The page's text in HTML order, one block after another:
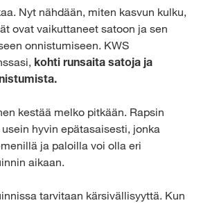
Nyt nähdään, miten kasvun kulku,
ovat vaikuttaneet satoon ja sen
onnistumiseen. KWS
kohti runsaita satoja ja
kestää melko pitkään. Rapsin
hyvin epätasaisesti, jonka
ja paloilla voi olla eri
aikaan.
tarvitaan kärsivällisyyttä. Kun